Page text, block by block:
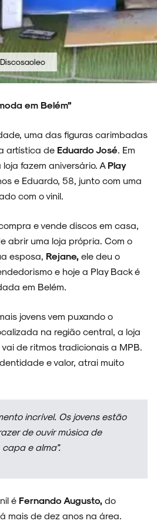
em Belém”
uma das figuras carimbadas
artística de Eduardo José . Em
fazem aniversário. A Play
e Eduardo, 58, junto com uma
com o vinil.
e vende discos em casa,
abrir uma loja própria. Com o
esposa, Rejane, ele deu o
e hoje a Play Back é
em Belém.
jovens vem puxando o
na região central, a loja
de ritmos tradicionais a MPB.
e valor, atrai muito
incrível. Os jovens estão
de ouvir música de
e alma”.
é Fernando Augusto, do
mais de dez anos na área.